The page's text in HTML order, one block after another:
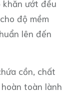
khăn ướt đều
độ mềm
lên đến
cồn, chất
toàn lành